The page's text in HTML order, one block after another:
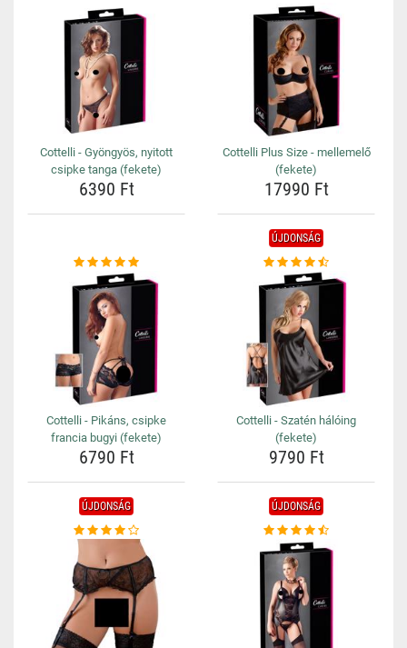
Cottelli - Gyöngyös, nyitott
csipke tanga (fekete)
6390 Ft
Cottelli Plus Size - mellemelő
(fekete)
17990 Ft
Cottelli - Pikáns, csipke
francia bugyi (fekete)
6790 Ft
ÚJDONSÁG
Cottelli - Szatén hálóing
(fekete)
9790 Ft
ÚJDONSÁG ÚJDONSÁG